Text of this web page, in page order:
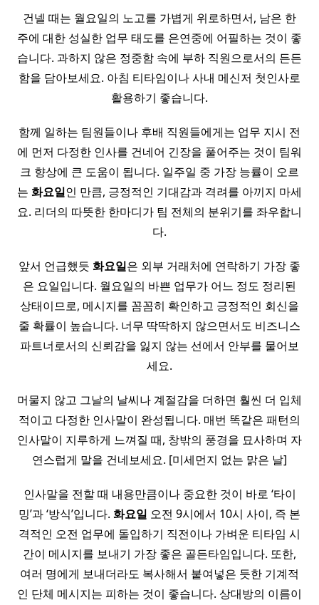
건넬 때는 월요일의 노고를 가볍게 위로하면서, 남은 한
주에 대한 성실한 업무 태도를 은연중에 어필하는 것이 좋
습니다. 과하지 않은 정중함 속에 부하 직원으로서의 든든
함을 담아보세요. 아침 티타임이나 사내 메신저 첫인사로
활용하기 좋습니다.
함께 일하는 팀원들이나 후배 직원들에게는 업무 지시 전
에 먼저 다정한 인사를 건네어 긴장을 풀어주는 것이 팀워
크 향상에 큰 도움이 됩니다. 일주일 중 가장 능률이 오르
는 화요일인 만큼, 긍정적인 기대감과 격려를 아끼지 마세
요. 리더의 따뜻한 한마디가 팀 전체의 분위기를 좌우합니
다.
앞서 언급했듯 화요일은 외부 거래처에 연락하기 가장 좋
은 요일입니다. 월요일의 바쁜 업무가 어느 정도 정리된
상태이므로, 메시지를 꼼꼼히 확인하고 긍정적인 회신을
줄 확률이 높습니다. 너무 딱딱하지 않으면서도 비즈니스
파트너로서의 신뢰감을 잃지 않는 선에서 안부를 물어보
세요.
머물지 않고 그날의 날씨나 계절감을 더하면 훨씬 더 입체
적이고 다정한 인사말이 완성됩니다. 매번 똑같은 패턴의
인사말이 지루하게 느껴질 때, 창밖의 풍경을 묘사하며 자
연스럽게 말을 건네보세요. [미세먼지 없는 맑은 날]
인사말을 전할 때 내용만큼이나 중요한 것이 바로 ‘타이
밍’과 ‘방식’입니다. 화요일 오전 9시에서 10시 사이, 즉 본
격적인 오전 업무에 돌입하기 직전이나 가벼운 티타임 시
간이 메시지를 보내기 가장 좋은 골든타임입니다. 또한,
여러 명에게 보내더라도 복사해서 붙여넣은 듯한 기계적
인 단체 메시지는 피하는 것이 좋습니다. 상대방의 이름이